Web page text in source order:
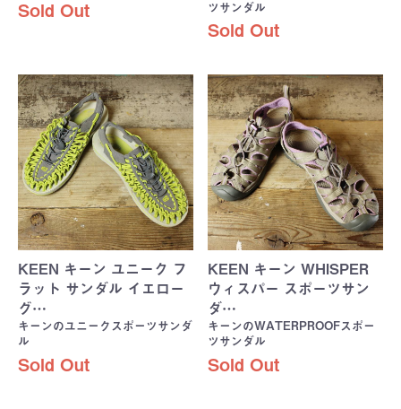
Sold Out
ツサンダル
Sold Out
KEEN キーン ユニーク フ
ラット サンダル イエロー
グ…
キーンのユニークスポーツサンダ
ル
Sold Out
KEEN キーン WHISPER
ウィスパー スポーツサン
ダ…
キーンのWATERPROOFスポー
ツサンダル
Sold Out